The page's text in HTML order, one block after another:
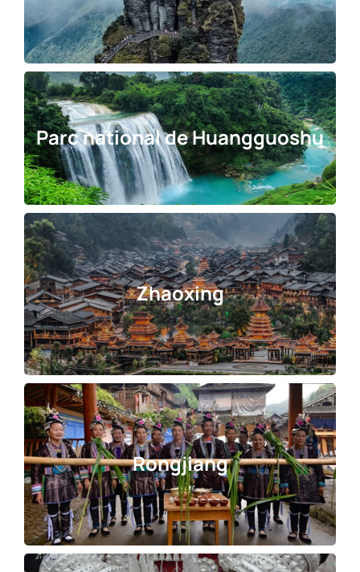
Parc national de Huangguoshu
Zhaoxing
Rongjiang